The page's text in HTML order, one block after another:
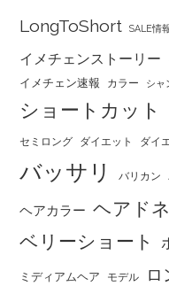
LongToShort SALE情
イメチェンストーリー
イメチェン速報 カラー シャ
ショートカット
セミロング ダイエット ダイ
バッサリ バリカン
ヘアカラー ヘアド
ベリーショート
ミディアムヘア モデル ロ